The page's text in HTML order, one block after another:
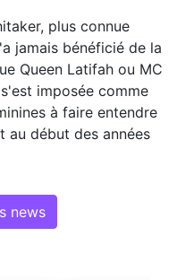
plus connue
jamais bénéficié de la
Queen Latifah ou MC
imposée comme
à faire entendre
au début des années
news